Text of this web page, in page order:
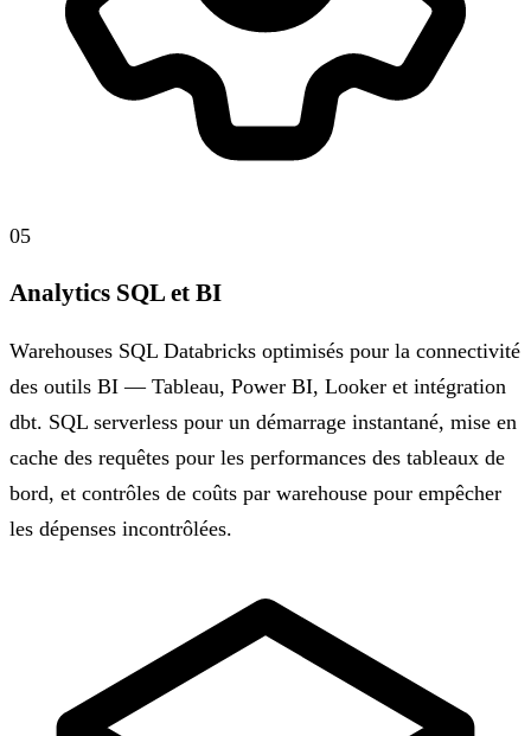
05
Analytics SQL et BI
Warehouses SQL Databricks optimisés pour la connectivité
des outils BI — Tableau, Power BI, Looker et intégration
dbt. SQL serverless pour un démarrage instantané, mise en
cache des requêtes pour les performances des tableaux de
bord, et contrôles de coûts par warehouse pour empêcher
les dépenses incontrôlées.